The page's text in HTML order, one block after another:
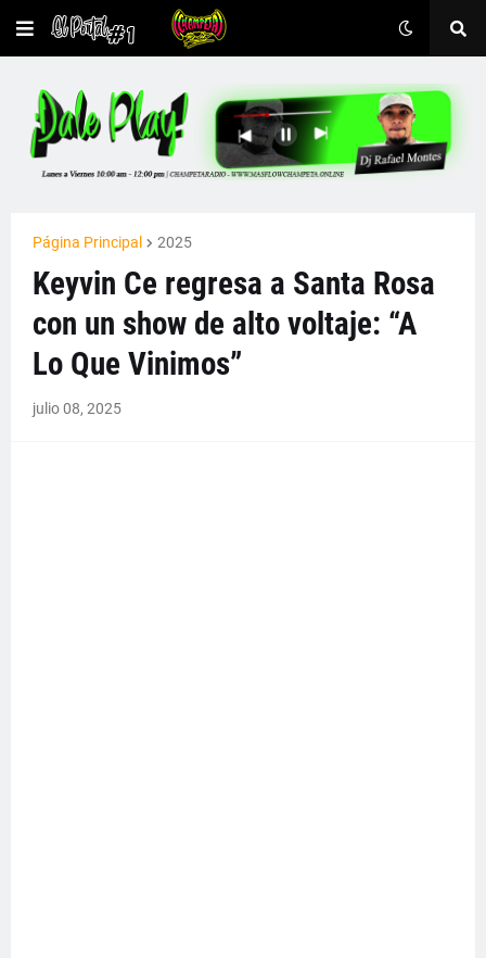
Página Principal 2025
Keyvin Ce regresa a Santa Rosa
con un show de alto voltaje: “A
Lo Que Vinimos”
julio 08, 2025